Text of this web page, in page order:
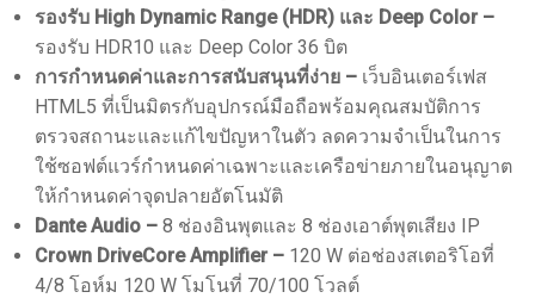
รองรับ High Dynamic Range (HDR) และ Deep Color –
รองรับ HDR10 และ Deep Color 36 บิต
การกำหนดค่าและการสนับสนุนที่ง่าย – เว็บอินเตอร์เฟส
HTML5 ที่เป็นมิตรกับอุปกรณ์มือถือพร้อมคุณสมบัติการ
ตรวจสถานะและแก้ไขปัญหาในตัว ลดความจำเป็นในการ
ใช้ซอฟต์แวร์กำหนดค่าเฉพาะและเครือข่ายภายในอนุญาต
ให้กำหนดค่าจุดปลายอัตโนมัติ
Dante Audio – 8 ช่องอินพุตและ 8 ช่องเอาต์พุตเสียง IP
Crown DriveCore Amplifier – 120 W ต่อช่องสเตอริโอที่
4/8 โอห์ม 120 W โมโนที่ 70/100 โวลต์